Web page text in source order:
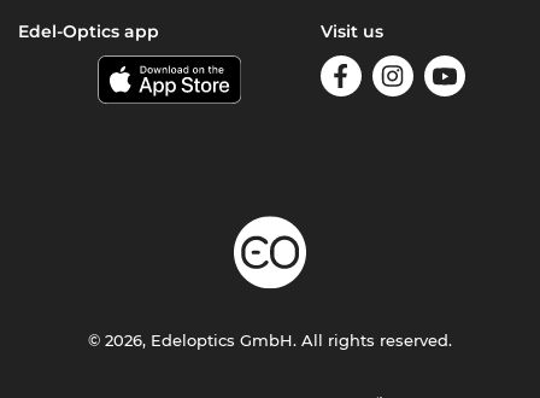
Edel-Optics app Visit us
© 2026, Edeloptics GmbH. All rights reserved.